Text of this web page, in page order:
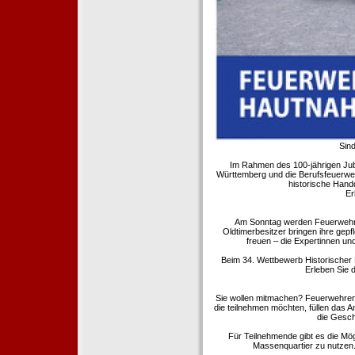
Im Rahmen des 100-jährigen
Württemberg und die
historische
Am Sonntag werden
Oldtimerbesitzer bringen ihre
freuen – die Expertinnen
Beim 34. Wettbewerb
Erleben Sie
Sie wollen mitmachen?
die teilnehmen möchten, füllen das
die
Für Teilnehmende gibt es die
Massenquartier zu